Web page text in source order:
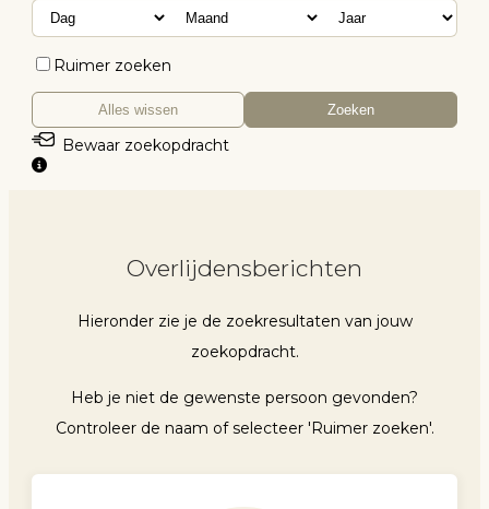
Ruimer zoeken
Alles wissen Zoeken
Bewaar zoekopdracht
Overlijdensberichten
Hieronder zie je de zoekresultaten van jouw
zoekopdracht.
Heb je niet de gewenste persoon gevonden?
Controleer de naam of selecteer 'Ruimer zoeken'.